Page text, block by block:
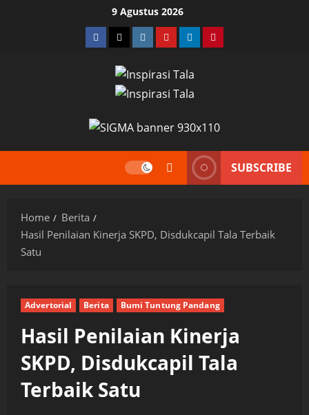
9 Agustus 2026
Facebook
TwitterInstagram
YouTubeLinkedInPinterest
SUBSCRIBE
Home
Berita
Hasil Penilaian Kinerja SKPD, Disdukcapil Tala Terbaik
Satu
Advertorial Berita Bumi Tuntung Pandang
Hasil Penilaian Kinerja
SKPD, Disdukcapil Tala
Terbaik Satu